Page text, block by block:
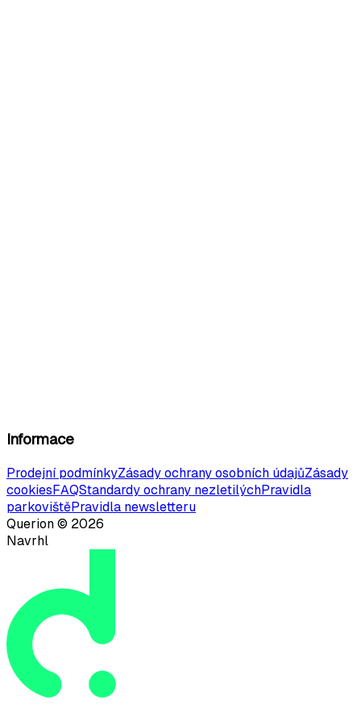
Informace
Prodejní podmínkyZásady ochrany osobních údajůZásady
cookiesFAQStandardy ochrany nezletilýchPravidla
parkovištěPravidla newsletteru
Querion © 2026
Navrhl